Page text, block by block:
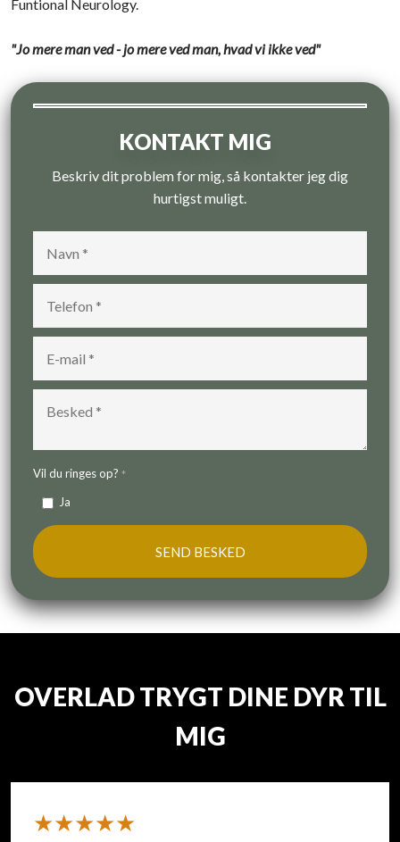
Funtional Neurology.
"Jo mere man ved - jo mere ved man, hvad vi ikke ved"
KONTAKT MIG
Beskriv dit problem for mig, så kontakter jeg dig
hurtigst muligt.
Vil du ringes op? *
Ja
OVERLAD TRYGT DINE DYR TIL
MIG
​★★★★★